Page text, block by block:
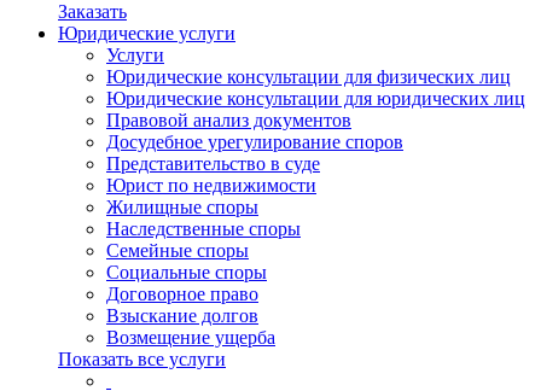
Заказать
Юридические услуги
Услуги
Юридические консультации для физических лиц
Юридические консультации для юридических лиц
Правовой анализ документов
Досудебное урегулирование споров
Представительство в суде
Юрист по недвижимости
Жилищные споры
Наследственные споры
Семейные споры
Социальные споры
Договорное право
Взыскание долгов
Возмещение ущерба
Показать все услуги